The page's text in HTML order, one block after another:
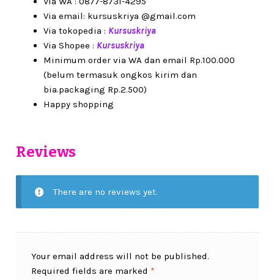
Via email: kursuskriya @gmail.com
Via tokopedia : Kursuskriya
Via Shopee : Kursuskriya
Minimum order via WA dan email Rp.100.000
(belum termasuk ongkos kirim dan
bia.packaging Rp.2.500)
Happy shopping
Reviews
There are no reviews yet.
Your email address will not be published.
Required fields are marked *